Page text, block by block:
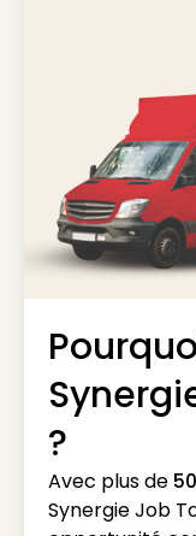
?
Avec plus de
Synergie Job